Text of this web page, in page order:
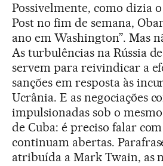
Possivelmente, como dizia
Post no fim de semana,
ano em Washington”. Mas
As turbulências na Rússia
servem para reivindicar a
sanções em resposta às
Ucrânia. E as negociações
impulsionadas sob o
de Cuba: é preciso falar
continuam abertas.
atribuída a Mark Twain, as